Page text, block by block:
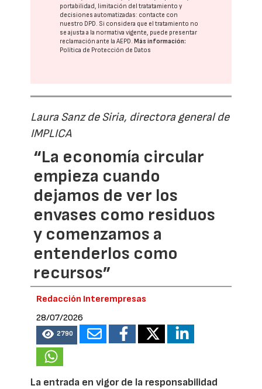
portabilidad, limitación del tratatamiento y
decisiones automatizadas: contacte con
nuestro DPD. Si considera que el tratamiento no
se ajusta a la normativa vigente, puede presentar
reclamación ante laAEPD. Más información:
Política de Protección de Datos
Laura Sanz de Siria, directora general de
IMPLICA
“La economía circular
empieza cuando
dejamos de ver los
envases como residuos
y comenzamos a
entenderlos como
recursos”
Redacción Interempresas
28/07/2026
2790
La entrada en vigor de la responsabilidad